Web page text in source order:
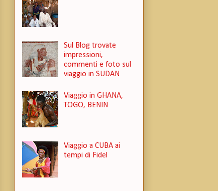
Sul Blog trovate
impressioni,
commenti e foto sul
viaggio in SUDAN
Viaggio in GHANA,
TOGO, BENIN
Viaggio a CUBA ai
tempi di Fidel